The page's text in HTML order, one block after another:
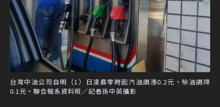
台灣中油公司自明（1）日凌晨零時起汽油調漲0.2元，柴油調降
0.1元。聯合報系資料照／記者孫中英攝影